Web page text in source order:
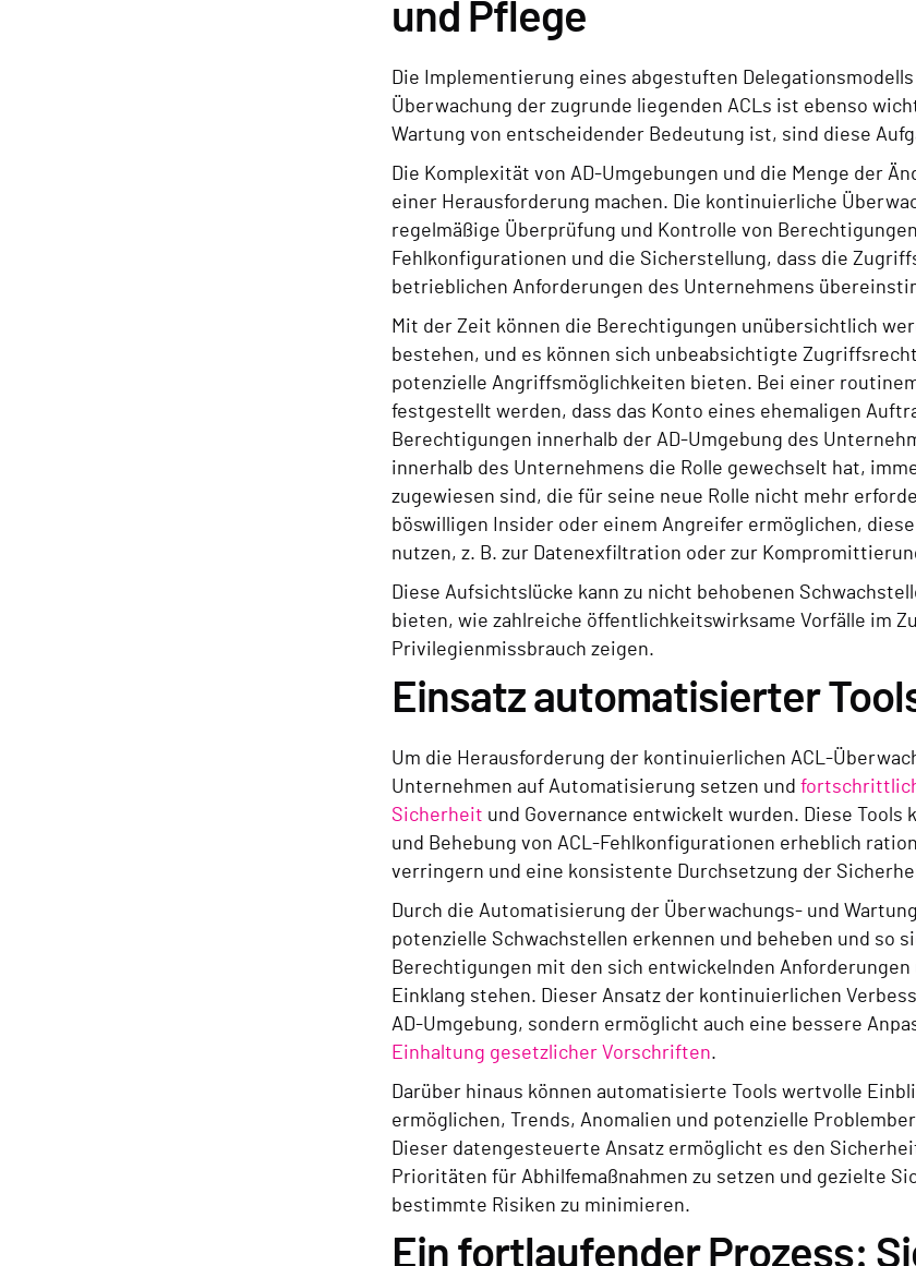
und Pflege
Die Implementierung eines abgestuften
Überwachung der zugrunde liegenden ACLs ist ebenso
Wartung von entscheidender Bedeutung ist, sind diese
Die Komplexität von AD-Umgebungen und die Menge der
einer Herausforderung machen. Die kontinuierliche
regelmäßige Überprüfung und Kontrolle von
Fehlkonfigurationen und die Sicherstellung, dass die
betrieblichen Anforderungen des Unternehmens
Mit der Zeit können die Berechtigungen unübersichtlich
bestehen, und es können sich unbeabsichtigte
potenzielle Angriffsmöglichkeiten bieten. Bei einer
festgestellt werden, dass das Konto eines ehemaligen
Berechtigungen innerhalb der AD-Umgebung des
innerhalb des Unternehmens die Rolle gewechselt hat,
zugewiesen sind, die für seine neue Rolle nicht mehr
böswilligen Insider oder einem Angreifer ermöglichen,
nutzen, z. B. zur Datenexfiltration oder zur
Diese Aufsichtslücke kann zu nicht behobenen
bieten, wie zahlreiche öffentlichkeitswirksame Vorfälle im
Privilegienmissbrauch zeigen.
Einsatz automatisierter
Um die Herausforderung der kontinuierlichen ACL-
Unternehmen auf Automatisierung setzen und
Sicherheit und Governance entwickelt wurden. Diese
und Behebung von ACL-Fehlkonfigurationen erheblich
verringern und eine konsistente Durchsetzung der
Durch die Automatisierung der Überwachungs- und
potenzielle Schwachstellen erkennen und beheben und so
Berechtigungen mit den sich entwickelnden
Einklang stehen. Dieser Ansatz der kontinuierlichen
AD-Umgebung, sondern ermöglicht auch eine bessere
Einhaltung gesetzlicher Vorschriften.
Darüber hinaus können automatisierte Tools wertvolle
ermöglichen, Trends, Anomalien und potenzielle
Dieser datengesteuerte Ansatz ermöglicht es den
Prioritäten für Abhilfemaßnahmen zu setzen und gezielte
bestimmte Risiken zu minimieren.
Ein fortlaufender Prozess: